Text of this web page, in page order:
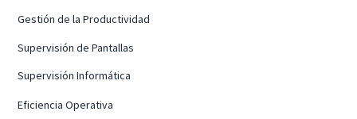
Gestión de la Productividad
Supervisión de Pantallas
Supervisión Informática
Eficiencia Operativa